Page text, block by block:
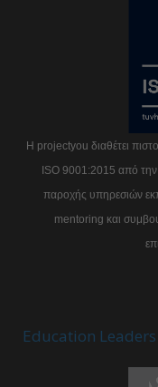
Η projectyou διαθέτει
ISO 9001:2015 από
παροχής υπηρεσιών
mentoring και
Education Leaders